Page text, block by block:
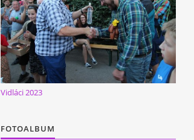
Vidláci 2023
FOTOALBUM